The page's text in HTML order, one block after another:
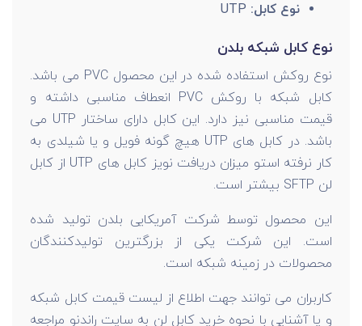
نوع کابل:
نوع کابل شبکه بلدن
نوع روکش استفاده شده در این محصول PVC می باشد.
کابل شبکه با روکش PVC انعطاف مناسبی داشته و
قیمت مناسبی نیز دارد. این کابل دارای ساختار UTP می
باشد. در کابل های UTP هیچ گونه فویل و یا شیلدی به
کار نرفته استو میزان دریافت نویز کابل های UTP از کابل
لن SFTP بیشتر است.
این محصول توسط شرکت آمریکایی بلدن تولید شده
است. این شرکت یکی از بزرگترین تولیدکنندگان
محصولات در زمینه شبکه است.
کاربران می توانند جهت اطلاع از لیست قیمت کابل شبکه
و یا آشنایی با نحوه خرید کابل لن به سایت راندنو مراجعه